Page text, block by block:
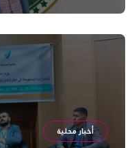
أخبار محلية